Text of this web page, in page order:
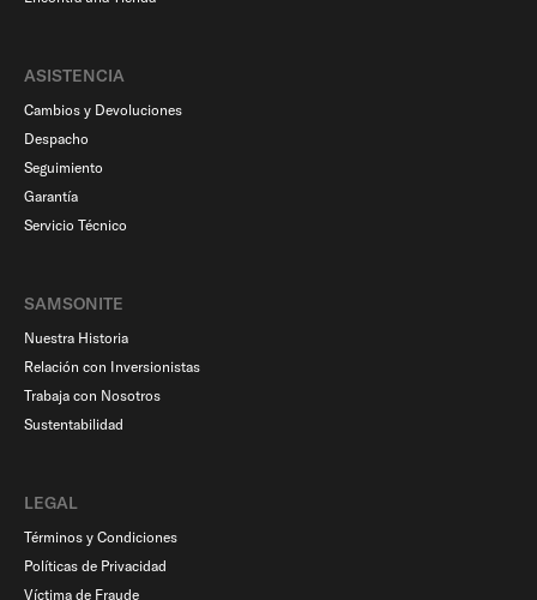
ASISTENCIA
Cambios y Devoluciones
Despacho
Seguimiento
Garantía
Servicio Técnico
SAMSONITE
Nuestra Historia
Relación con Inversionistas
Trabaja con Nosotros
Sustentabilidad
LEGAL
Términos y Condiciones
Políticas de Privacidad
Víctima de Fraude